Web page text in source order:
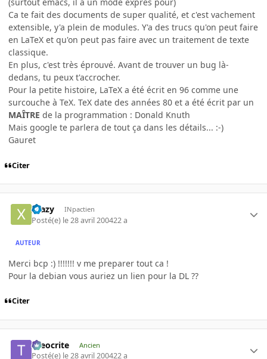
Ca te fait des documents de super qualité, et c'est vachement
extensible, y'a plein de modules. Y'a des trucs qu'on peut faire
en LaTeX et qu'on peut pas faire avec un traitement de texte
classique.
En plus, c'est très éprouvé. Avant de trouver un bug là-
dedans, tu peux t'accrocher.
Pour la petite histoire, LaTeX a été écrit en 96 comme une
surcouche à TeX. TeX date des années 80 et a été écrit par un
MAÎTRE de la programmation : Donald Knuth
Mais google te parlera de tout ça dans les détails... :-)
Gauret
Citer
Xtazy INpactien
Posté(e) le 28 avril 200422 a
AUTEUR
Merci bcp :) !!!!!!! v me preparer tout ca !
Pour la debian vous auriez un lien pour la DL ??
Citer
theocrite Ancien
Posté(e) le 28 avril 200422 a